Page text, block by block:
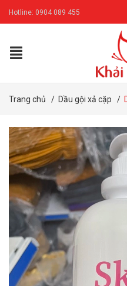
Hotline: 0904 089 455
Trang chủ / Dầu gội xả cặp /